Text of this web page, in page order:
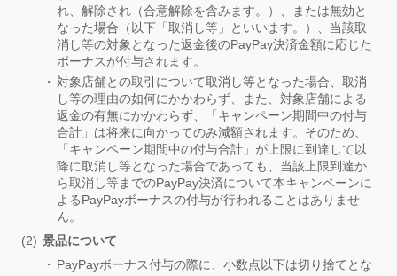
れ、解除され（合意解除を含みます。）、または無効と
なった場合（以下「取消し等」といいます。）、当該取
消し等の対象となった返金後のPayPay決済金額に応じた
ボーナスが付与されます。
対象店舗との取引について取消し等となった場合、取消
し等の理由の如何にかかわらず、また、対象店舗による
返金の有無にかかわらず、「キャンペーン期間中の付与
合計」は将来に向かってのみ減額されます。そのため、
「キャンペーン期間中の付与合計」が上限に到達して以
降に取消し等となった場合であっても、当該上限到達か
ら取消し等までのPayPay決済について本キャンペーンに
よるPayPayボーナスの付与が行われることはありませ
ん。
景品について
PayPayボーナス付与の際に、小数点以下は切り捨てとな